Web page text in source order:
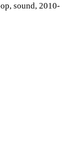
sound, 2010-